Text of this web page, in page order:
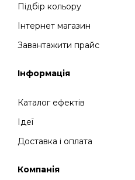
Підбір кольору
Інтернет магазин
Завантажити прайс
Інформація
Каталог ефектів
Ідеї
Доставка і оплата
Компанія